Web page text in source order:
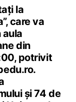
la
care va
aula
din
potrivit
și 74 de